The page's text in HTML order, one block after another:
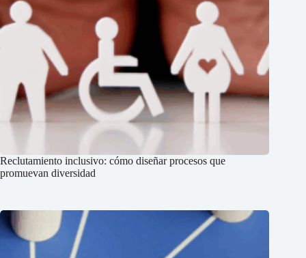
Reclutamiento inclusivo: cómo diseñar procesos que
promuevan diversidad